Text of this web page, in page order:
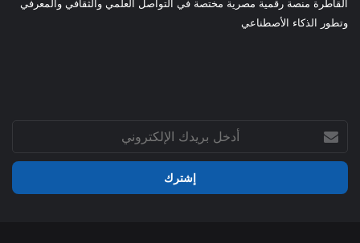
القاطرة منصة رقمية مصرية مختصة في التواصل العلمي والثقافي والمعرفي
وتطور الذكاء الأصطناعي
بريدك
الإلكتروني